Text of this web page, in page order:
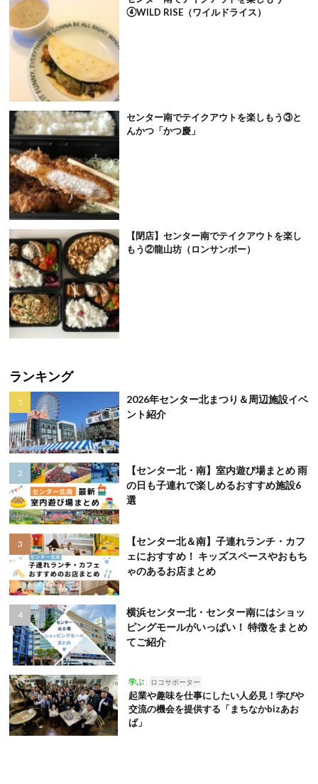
④WILD RISE（ワイルドライス）
センター南でテイクアウトを楽しもう③と
んかつ「かつ慶」
【閉店】センター南でテイクアウトを楽し
もう②龍山坊（ロンサンボー）
ランキング
2026年センター北まつり＆周辺施設イベ
ント紹介
【センター北・南】室内遊び場まとめ 雨
の日も子連れで楽しめるおすすめ施設6
選
【センター北＆南】子連れランチ・カフ
ェにおすすめ！ キッズスペースやおもち
ゃのあるお店まとめ
横浜センター北・センター南にはショッ
ピングモールがいっぱい！ 特徴をまとめ
てご紹介
学ぶ ロコサポーター
起業や趣味を仕事にしたい人必見！学びや
交流の機会を提供する「まちなかbizあお
ば」